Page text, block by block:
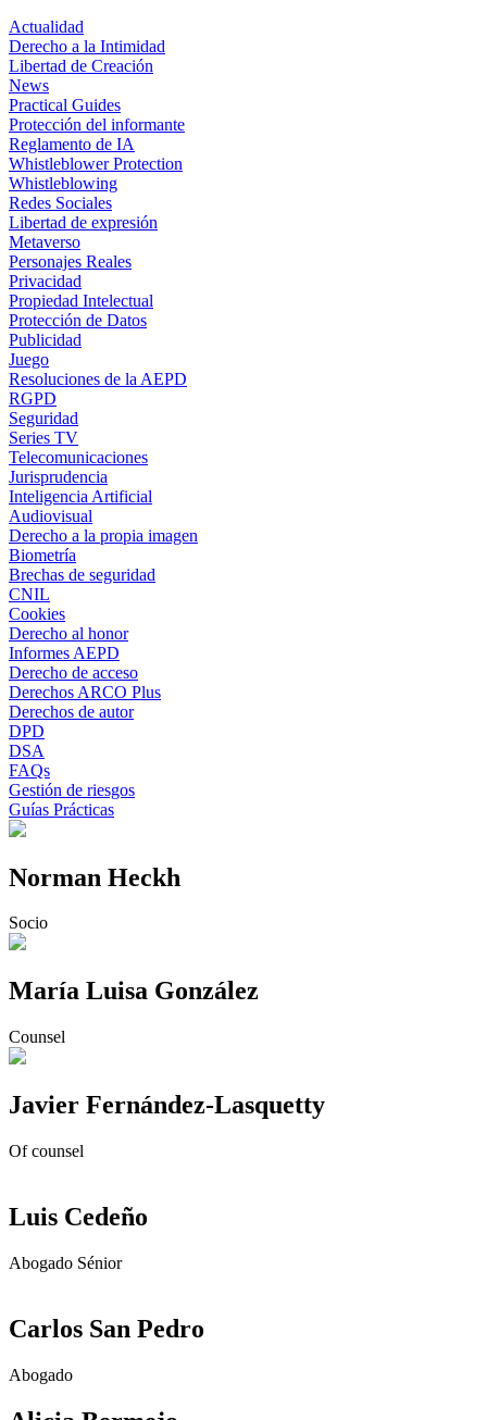
Actualidad
Derecho a la Intimidad
Libertad de Creación
News
Practical Guides
Protección del informante
Reglamento de IA
Whistleblower Protection
Whistleblowing
Redes Sociales
Libertad de expresión
Metaverso
Personajes Reales
Privacidad
Propiedad Intelectual
Protección de Datos
Publicidad
Juego
Resoluciones de la AEPD
RGPD
Seguridad
Series TV
Telecomunicaciones
Jurisprudencia
Inteligencia Artificial
Audiovisual
Derecho a la propia imagen
Biometría
Brechas de seguridad
CNIL
Cookies
Derecho al honor
Informes AEPD
Derecho de acceso
Derechos ARCO Plus
Derechos de autor
DPD
DSA
FAQs
Gestión de riesgos
Guías Prácticas
Norman Heckh
Socio
María Luisa González
Counsel
Javier Fernández-Lasquetty
Of counsel
Luis Cedeño
Abogado Sénior
Carlos San Pedro
Abogado